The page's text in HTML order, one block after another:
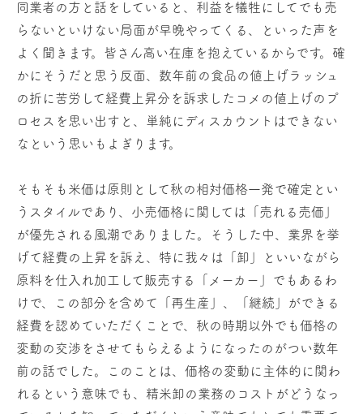
同業者の方と話をしていると、利益を犠牲にしてでも売
らないといけない局面が早晩やってくる、といった声を
よく聞きます。皆さん高い在庫を抱えているからです。確
かにそうだと思う反面、数年前の食品の値上げラッシュ
の折に苦労して経費上昇分を訴求したコメの値上げのプ
ロセスを思い出すと、単純にディスカウントはできない
なという思いもよぎります。
そもそも米価は原則として秋の相対価格一発で確定とい
うスタイルであり、小売価格に関しては「売れる売価」
が優先される風潮でありました。そうした中、業界を挙
げて経費の上昇を訴え、特に我々は「卸」といいながら
原料を仕入れ加工して販売する「メーカー」でもあるわ
けで、この部分を含めて「再生産」、「継続」ができる
経費を認めていただくことで、秋の時期以外でも価格の
変動の交渉をさせてもらえるようになったのがつい数年
前の話でした。このことは、価格の変動に主体的に関わ
れるという意味でも、精米卸の業務のコストがどうなっ